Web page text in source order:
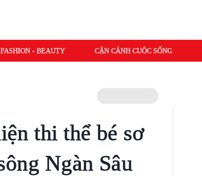
FASHION - BEAUTY CẬN CẢNH CUỘC SỐNG
thi thể bé sơ
Ngàn Sâu